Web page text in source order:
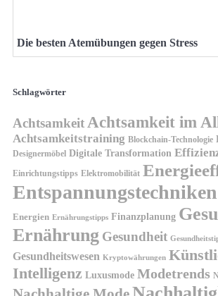
Die besten Atemübungen gegen Stress
Schlagwörter
AchtsamkeitAchtsamkeit im
Achtsamkeitstraining Blockchain-Technologie
Designermöbel Digitale Transformation
Einrichtungstipps Elektromobilität
Entspannungstechniken
Energien Ernährungstipps Finanzplanung
Ernährung Gesundheit
Gesundheitswesen Kryptowährungen
Intelligenz Luxusmode Modetrends